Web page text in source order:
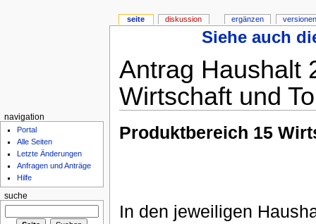
Siehe auch
Antrag Haushalt
Wirtschaft und
Produktbereich 15
In den jeweiligen
seite diskussion ergänzen
navigation
Portal
Alle Seiten
Letzte Änderungen
Anfragen und Anträge
Hilfe
suche